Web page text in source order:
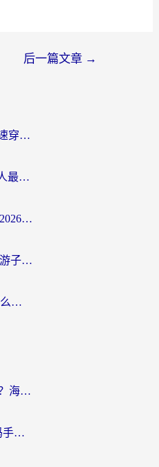
后一篇文章 →
海外党必看：ChickCN和极速穿梭VPN好用吗？3招教你选对回国加速器无缝刷国内资源
斧牛和light哪个好？海外华人最关心的回国加速器选择难题，一篇讲透
在国外怎么用虎牙不卡顿？2026海外华人亲测有效的回国加速器选择指南
斧牛和加速喵好用吗？海外游子的真实选择困境
马来西亚留学生回国VPN怎么选？3个避坑点+1款实测好用的加速器推荐
Sky光·遇在国外怎么加速玩？海外党亲测有效的国服游戏加速指南
在欧洲能玩天下-异兽山海吗手游？海外玩家的加速器生存指南